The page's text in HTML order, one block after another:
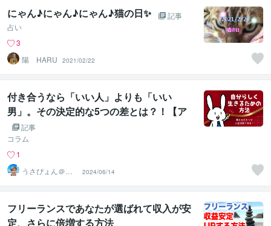
にゃん♪にゃん♪にゃん♪猫の日✨
記事
占い
3
陽 HARU
2021/02/22
付き合うなら「いい人」よりも「いい
男」。その決定的な5つの差とは？！【ア
ラフィフ心理カウンセラー「うさぴょん」
のココナラ電話相談
記事
コラム
1
うさぴょん＠癒
し系アラフィフ
心寄り添い人
2024/06/14
フリーランスであなたが選ばれて収入が安
定、さらに倍増する方法